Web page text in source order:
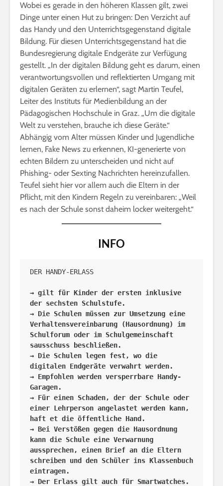
Wobei es gerade in den höheren Klassen gilt, zwei
Dinge unter einen Hut zu bringen: Den Verzicht auf
das Handy und den Unterrichtsgegenstand digitale
Bildung. Für diesen Unterrichtsgegenstand hat die
Bundesregierung digitale Endgeräte zur Verfügung
gestellt. „In der digitalen Bildung geht es darum, einen
verantwortungsvollen und reflektierten Umgang mit
digitalen Geräten zu erlernen“, sagt Martin Teufel,
Leiter des Instituts für Medienbildung an der
Pädagogischen Hochschule in Graz. „Um die digitale
Welt zu verstehen, brauche ich diese Geräte.“
Abhängig vom Alter müssen Kinder und Jugendliche
lernen, Fake News zu erkennen, KI-generierte von
echten Bildern zu unterscheiden und nicht auf
Phishing- oder Sexting Nachrichten hereinzufallen.
Teufel sieht hier vor allem auch die Eltern in der
Pflicht, mit den Kindern Regeln zu vereinbaren: „Weil
es nach der Schule sonst daheim locker weitergeht.“
INFO
DER HANDY-ERLASS
→ gilt für Kinder der ersten inklusive
der sechsten Schulstufe.
→ Die Schulen müssen zur Umsetzung eine
Verhaltensvereinbarung (Hausordnung) im
Schulforum oder im Schulgemeinschaft
sausschuss beschließen.
→ Die Schulen legen fest, wo die
digitalen Endgeräte verwahrt werden.
→ Empfohlen werden versperrbare Handy-
Garagen.
→ Für einen Schaden, der der Schule oder
einer Lehrperson angelastet werden kann,
haft et die öffentliche Hand.
→ Bei Verstößen gegen die Hausordnung
kann die Schule eine Verwarnung
aussprechen, einen Brief an die Eltern
schreiben und den Schüler ins Klassenbuch
eintragen.
→ Der Erlass gilt auch für Smartwatches.